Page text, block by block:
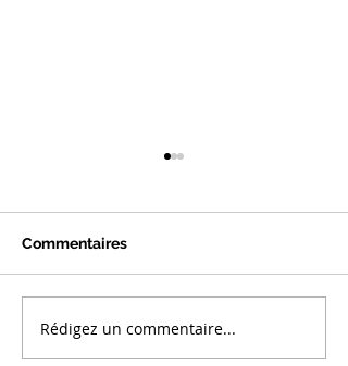
Actualités Paies Juin
2026
Commentaires
Rédigez un commentaire...